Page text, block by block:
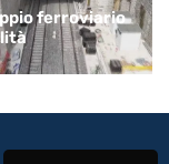
ferroviario